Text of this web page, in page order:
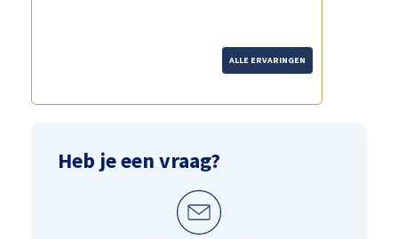
ALLE ERVARINGEN
Heb je een vraag?